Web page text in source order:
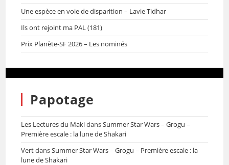
Une espèce en voie de disparition – Lavie Tidhar
Ils ont rejoint ma PAL (181)
Prix Planète-SF 2026 – Les nominés
Papotage
Les Lectures du MakidansSummer Star Wars – Grogu –
Première escale : la lune de Shakari
VertdansSummer Star Wars – Grogu – Première escale : la
lune de Shakari